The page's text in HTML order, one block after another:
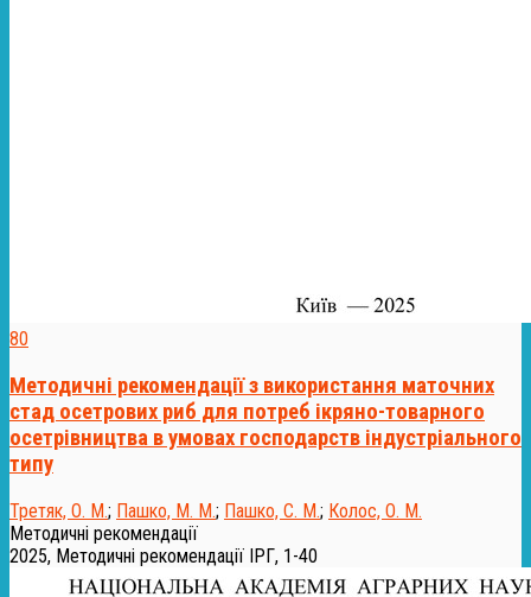
80
Методичні рекомендації з використання маточних
стад осетрових риб для потреб ікряно-товарного
осетрівництва в умовах господарств індустріального
типу
Третяк, О. М.; Пашко, М. М.; Пашко, С. М.; Колос, О. М.
Методичні рекомендації
2025, Методичні рекомендації ІРГ, 1-40